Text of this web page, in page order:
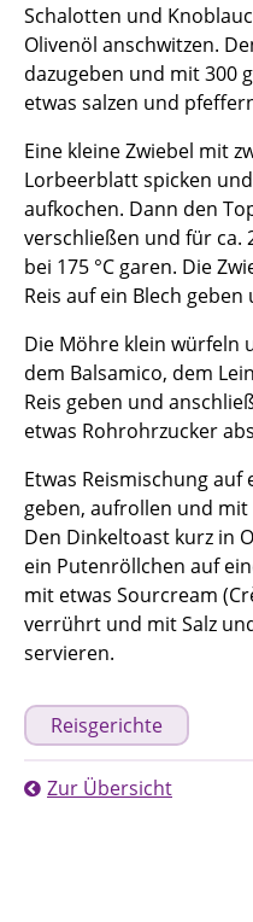
Schalotten und
Olivenöl anschwitzen.
dazugeben und mit 300
etwas salzen und
Eine kleine Zwiebel mit
Lorbeerblatt spicken
aufkochen. Dann den
verschließen und für ca.
bei 175 °C garen. Die
Reis auf ein Blech
Die Möhre klein würfeln
dem Balsamico, dem
Reis geben und
etwas Rohrohrzucker
Etwas Reismischung
geben, aufrollen und
Den Dinkeltoast kurz in
ein Putenröllchen auf
mit etwas Sourcream
verrührt und mit Salz
servieren.
Reisgerichte
Zur Übersicht